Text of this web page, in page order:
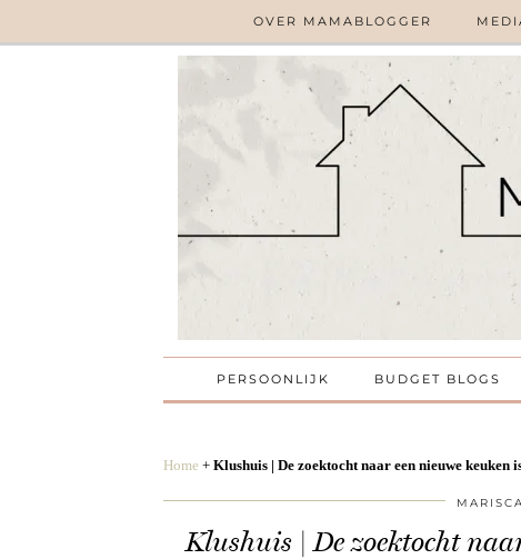
OVER MAMABLOGGER
PERSOONLIJK BUDGET BLOGS
Home + Klushuis | De zoektocht naar een nieuwe keuken
MARISCA
Klushuis | De zoektocht